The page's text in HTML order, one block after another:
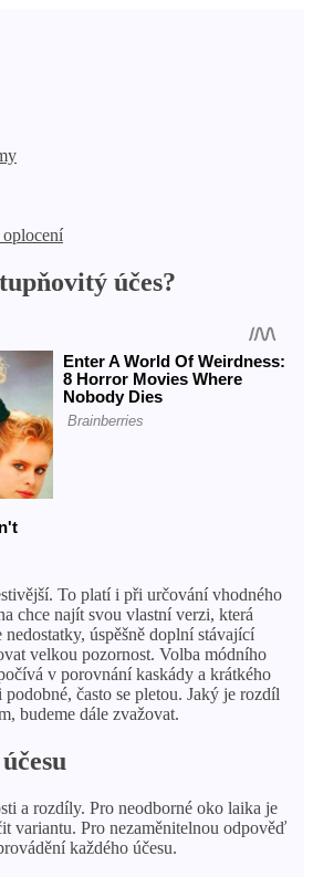
účes?
To platí i při určování vhodného
chce najít svou vlastní verzi, která
úspěšně doplní stávající
velkou pozornost. Volba módního
v porovnání kaskády a krátkého
často se pletou. Jaký je rozdíl
budeme dále zvažovat.
a rozdíly. Pro neodborné oko laika je
variantu. Pro nezaměnitelnou odpověď
každého účesu.